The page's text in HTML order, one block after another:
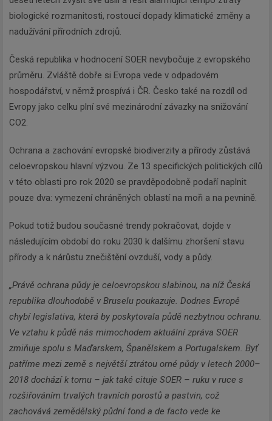
biologické rozmanitosti, rostoucí dopady klimatické změny a
nadužívání přírodních zdrojů.
Česká republika v hodnocení SOER nevybočuje z evropského
průměru. Zvláště dobře si Evropa vede v odpadovém
hospodářství, v němž prospívá i ČR. Česko také na rozdíl od
Evropy jako celku plní své mezinárodní závazky na snižování
CO2.
Ochrana a zachování evropské biodiverzity a přírody zůstává
celoevropskou hlavní výzvou. Ze 13 specifických politických cílů
v této oblasti pro rok 2020 se pravděpodobně podaří naplnit
pouze dva: vymezení chráněných oblastí na moři a na pevnině.
Pokud totiž budou současné trendy pokračovat, dojde v
následujícím období do roku 2030 k dalšímu zhoršení stavu
přírody a k nárůstu znečištění ovzduší, vody a půdy.
„Právě ochrana půdy je celoevropskou slabinou, na níž Česká
republika dlouhodobě v Bruselu poukazuje. Dodnes Evropě
chybí legislativa, která by poskytovala půdě nezbytnou ochranu.
Ve vztahu k půdě nás mimochodem aktuální zpráva SOER
zmiňuje spolu s Maďarskem, Španělskem a Portugalskem. Byť
patříme mezi země s největší ztrátou orné půdy v letech 2000–
2018 dochází k tomu – jak také cituje SOER – ruku v ruce s
rozšiřováním trvalých travních porostů a pastvin, což
zachovává zemědělský půdní fond a de facto vede ke